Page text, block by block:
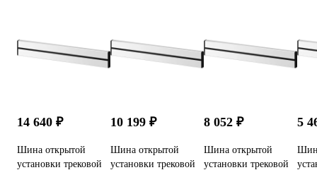
14 640 ₽
Шина открытой
установки трековой
10 199 ₽
Шина открытой
установки трековой
8 052 ₽
Шина открытой
установки трековой
5